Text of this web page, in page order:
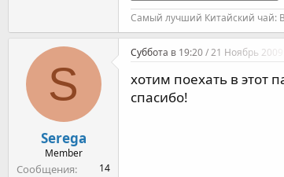
178 KB · Просмотры: 615
Самый лучший Китайский чай:
S
Serega
Member
Сообщения 14
Суббота в 19:20 / 21 Ноябрь 2009г.
хотим поехать в этот
спасибо!